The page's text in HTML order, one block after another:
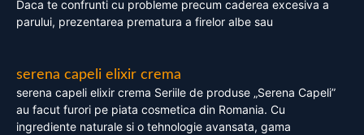
Daca te confrunti cu probleme precum caderea excesiva a
parului, prezentarea prematura a firelor albe sau
serena capeli elixir crema
serena capeli elixir crema Seriile de produse „Serena Capeli”
au facut furori pe piata cosmetica din Romania. Cu
ingrediente naturale si o tehnologie avansata, gama